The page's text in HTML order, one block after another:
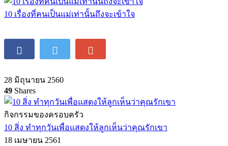
10 เรื่องที่คนเป็นแม่เท่านั้นถึงจะเข้าใจ
28 มิถุนายน 2560
49 Shares
กิจกรรมของครอบครัว
10 สิ่ง ทำทุกวันเพื่อแสดงให้ลูกเห็นว่าคุณรักเขา
18 เมษายน 2561